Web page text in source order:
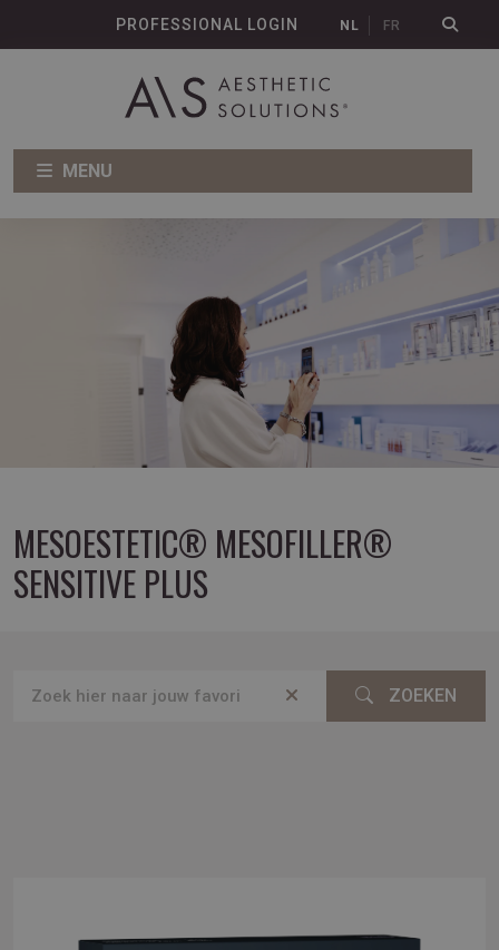
PROFESSIONAL LOGIN NL FR
MENU
MESOESTETIC® MESOFILLER®
SENSITIVE PLUS
ZOEKEN